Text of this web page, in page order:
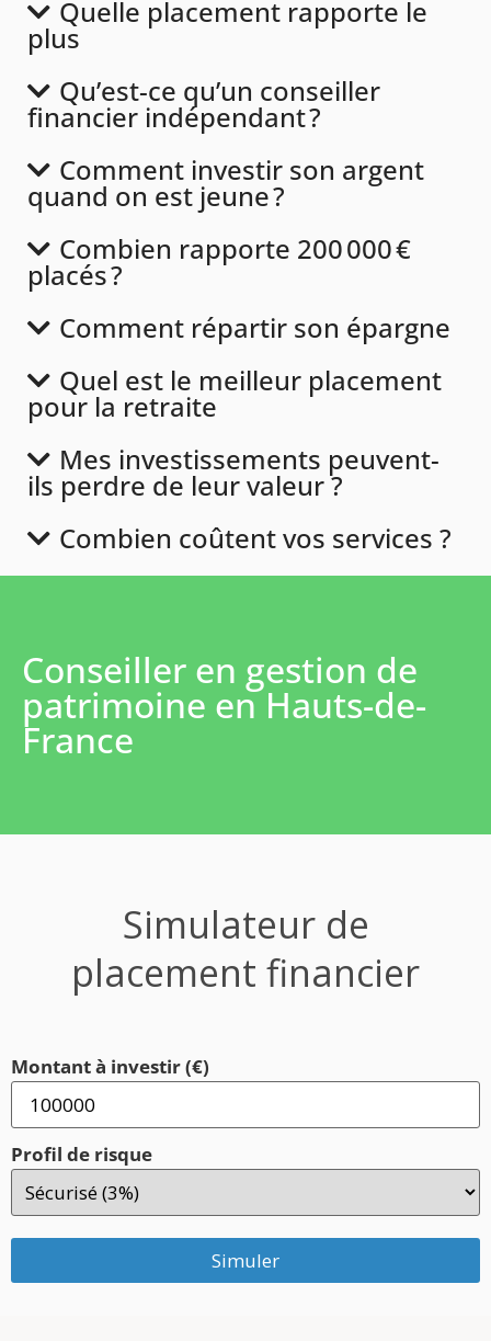
Quelle placement rapporte le
plus
Qu’est-ce qu’un conseiller
financier indépendant ?
Comment investir son argent
quand on est jeune ?
Combien rapporte 200 000 €
placés ?
Comment répartir son épargne
Quel est le meilleur placement
pour la retraite
Mes investissements peuvent-
ils perdre de leur valeur ?
Combien coûtent vos services ?
Conseiller en gestion de
patrimoine en Hauts-de-
France
Simulateur de
placement financier
Montant à investir (€)
Profil de risque
Simuler